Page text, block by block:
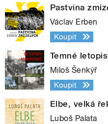
Pastvina
Václav Erben
Koupit
Temné
Miloš Šenkýř
Koupit
Elbe, velká
Luboš Palata